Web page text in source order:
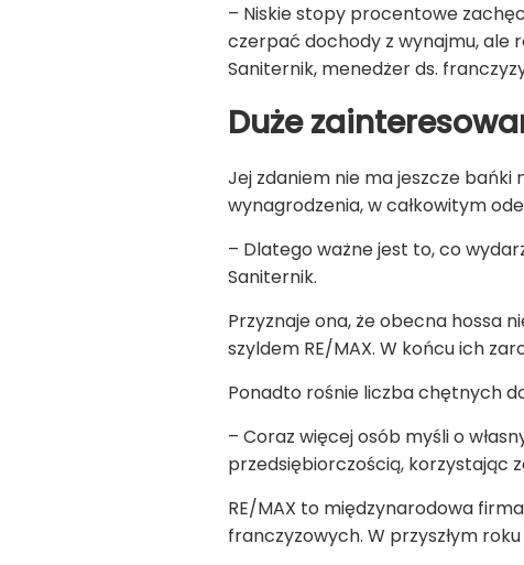
– Niskie stopy procentowe
czerpać dochody z wynajmu, ale
Saniternik, menedżer ds.
Duże
Jej zdaniem nie ma jeszcze bańki
wynagrodzenia, w całkowitym
– Dlatego ważne jest to, co
Saniternik.
Przyznaje ona, że obecna hossa
szyldem RE/MAX. W końcu ich
Ponadto rośnie liczba chętnych
– Coraz więcej osób myśli o
przedsiębiorczością, korzystając
RE/MAX to międzynarodowa
franczyzowych. W przyszłym